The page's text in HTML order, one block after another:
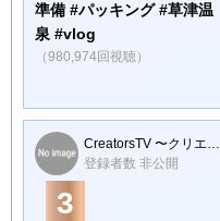
準備 #パッキング #草津温
泉 #vlog
（980,974回視聴）
CreatorsTV 〜クリエイターズTV〜
登録者数 非公開
3